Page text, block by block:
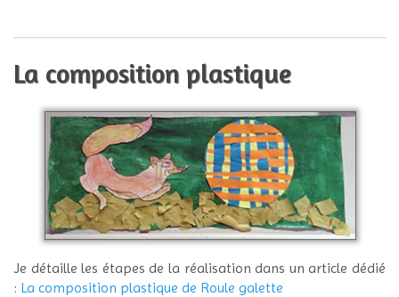
La composition plastique
Je détaille les étapes de la réalisation dans un article dédié
: La composition plastique de Roule galette